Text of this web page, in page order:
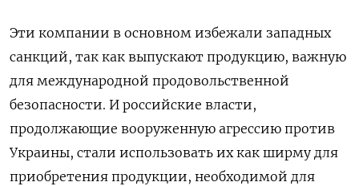
Эти компании в основном избежали западных
санкций, так как выпускают продукцию, важную
для международной продовольственной
безопасности. И российские власти,
продолжающие вооруженную агрессию против
Украины, стали использовать их как ширму для
приобретения продукции, необходимой для